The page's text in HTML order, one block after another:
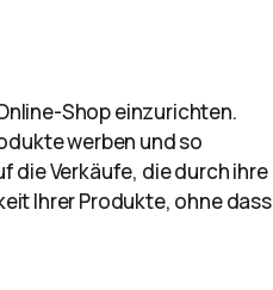
Shop einzurichten.
werben und so
die Verkäufe, die durch ihre
Ihrer Produkte, ohne dass